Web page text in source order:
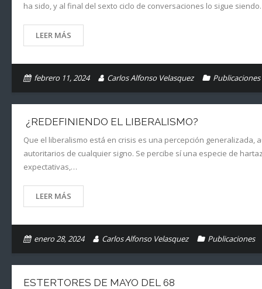
ha sido, y al final del sexto ciclo de conversaciones lo sigue
LEER MÁS
febrero 11, 2024 Carlos Alfonso Velasquez Publicaciones
¿REDEFINIENDO EL LIBERALISMO?
Que el liberalismo está en crisis es una percepción
autoritarios de cualquier signo. Se percibe sí una especie de
expectativas,…
LEER MÁS
enero 28, 2024 Carlos Alfonso Velasquez Publicaciones
ESTERTORES DE MAYO DEL 68